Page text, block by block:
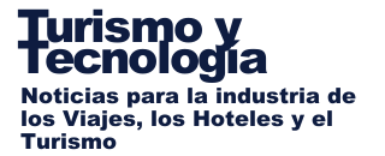
Turismo y
Tecnología
Noticias para la industria de
los Viajes, los Hoteles y el
Turismo